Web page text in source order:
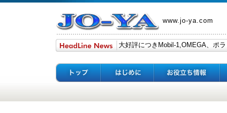
www.jo-ya.com